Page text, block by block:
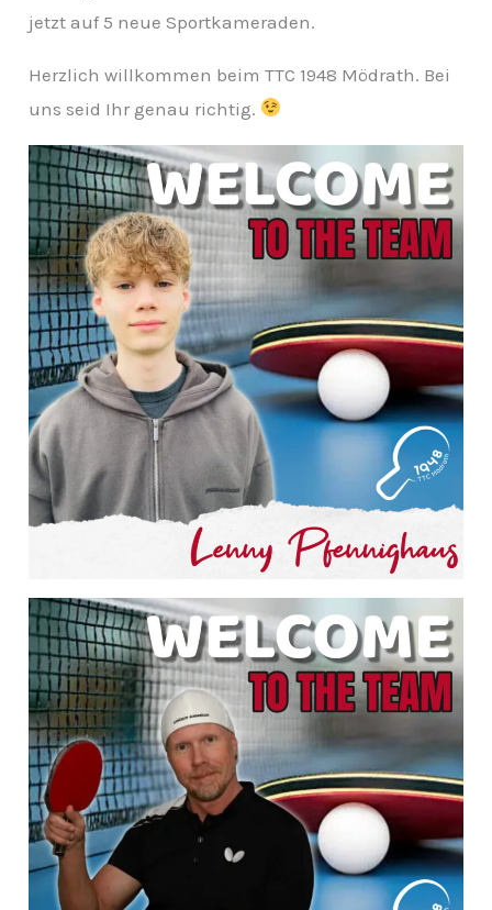
jetzt auf 5 neue Sportkameraden.
Herzlich willkommen beim TTC 1948 Mödrath. Bei
uns seid Ihr genau richtig.